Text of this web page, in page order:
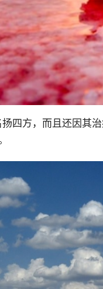
四方，而且还因其